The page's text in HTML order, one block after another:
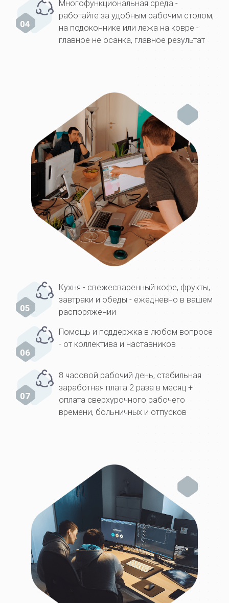
04
Многофункциональная среда -
работайте за удобным рабочим столом,
на подоконнике или лежа на ковре -
главное не осанка, главное результат
05
Кухня - свежесваренный кофе, фрукты,
завтраки и обеды - ежедневно в вашем
распоряжении
06
Помощь и поддержка в любом вопросе
- от коллектива и наставников
07
8 часовой рабочий день, стабильная
заработная плата 2 раза в месяц +
оплата сверхурочного рабочего
времени, больничных и отпусков